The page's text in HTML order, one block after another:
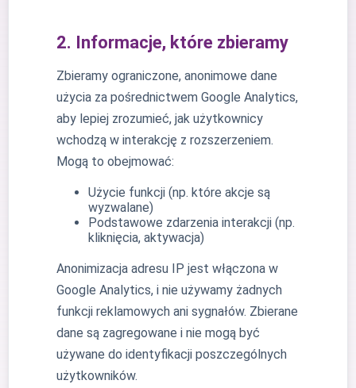
2. Informacje, które zbieramy
Zbieramy ograniczone, anonimowe dane
użycia za pośrednictwem Google Analytics,
aby lepiej zrozumieć, jak użytkownicy
wchodzą w interakcję z rozszerzeniem.
Mogą to obejmować:
Użycie funkcji (np. które akcje są
wyzwalane)
Podstawowe zdarzenia interakcji (np.
kliknięcia, aktywacja)
Anonimizacja adresu IP jest włączona w
Google Analytics, i nie używamy żadnych
funkcji reklamowych ani sygnałów. Zbierane
dane są zagregowane i nie mogą być
używane do identyfikacji poszczególnych
użytkowników.